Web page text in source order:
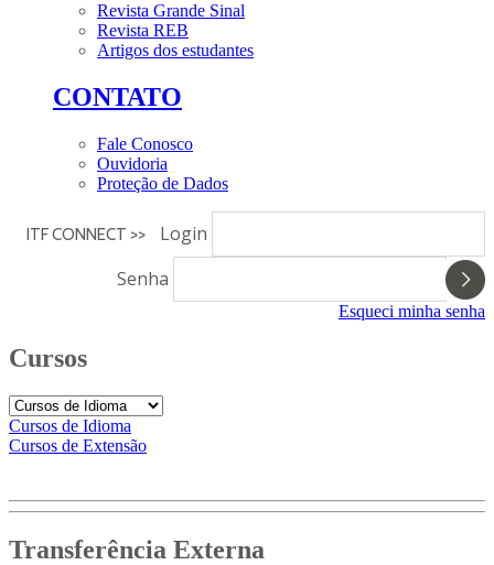
Revista Grande Sinal
Revista REB
Artigos dos estudantes
CONTATO
Fale Conosco
Ouvidoria
Proteção de Dados
ITF CONNECT >>
Login
Senha
Esqueci minha senha
Cursos
Cursos de Idioma
Cursos de Extensão
Transferência Externa